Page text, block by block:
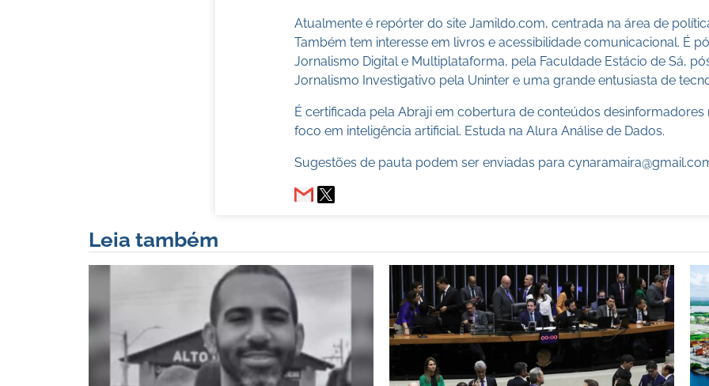
Atualmente é repórter do site Jamildo.com, centrada na área de
Também tem interesse em livros e acessibilidade comunicacional. É
Jornalismo Digital e Multiplataforma, pela Faculdade Estácio de Sá,
Jornalismo Investigativo pela Uninter e uma grande entusiasta de
É certificada pela Abraji em cobertura de conteúdos desinformadores
foco em inteligência artificial. Estuda na Alura Análise de Dados.
Sugestões de pauta podem ser enviadas para
Leia também